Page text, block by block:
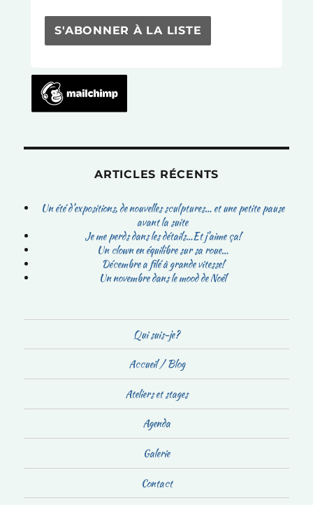
ARTICLES RÉCENTS
Un été d’expositions, de nouvelles sculptures… et une petite pause
avant la suite
Je me perds dans les détails…Et j’aime ça!
Un clown en équilibre sur sa roue…
Décembre a filé à grande vitesse!
Un novembre dans le mood de Noël
Qui suis-je?
Accueil / Blog
Ateliers et stages
Agenda
Galerie
Contact